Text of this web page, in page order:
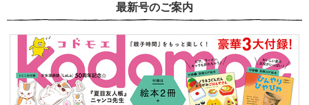
最新号のご案内